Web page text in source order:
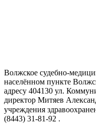
Волжское судебно-
населённом пункте
адресу 404130 ул.
директор Митяев
учреждения
(8443) 31-81-92 .